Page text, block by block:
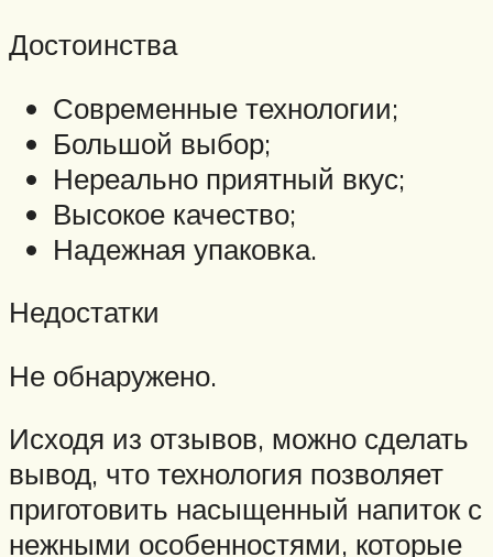
Достоинства
Современные технологии;
Большой выбор;
Нереально приятный вкус;
Высокое качество;
Надежная упаковка.
Недостатки
Не обнаружено.
Исходя из отзывов, можно сделать
вывод, что технология позволяет
приготовить насыщенный напиток с
нежными особенностями, которые